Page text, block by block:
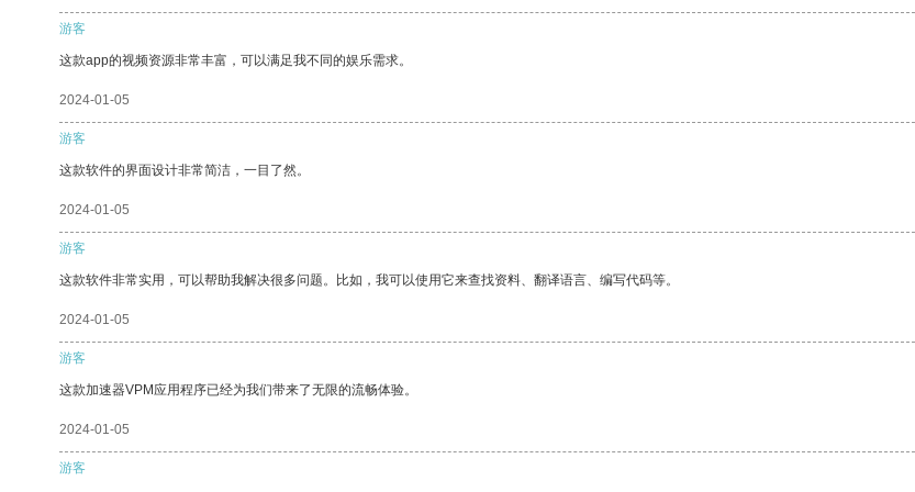
游客
这款app的视频资源非常丰富，可以满足我不同的娱乐需求。
2024-01-05
游客
这款软件的界面设计非常简洁，一目了然。
2024-01-05
游客
这款软件非常实用，可以帮助我解决很多问题。比如，我可以使用它来查找资料、翻译语言、编写代码等。
2024-01-05
游客
这款加速器VPM应用程序已经为我们带来了无限的流畅体验。
2024-01-05
游客